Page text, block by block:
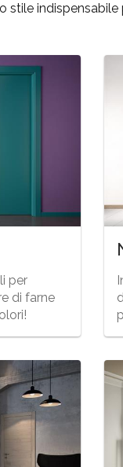
stile
per
di farne